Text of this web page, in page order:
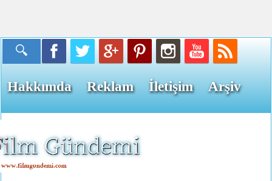
Hakkımda Reklam İletişim Arşiv